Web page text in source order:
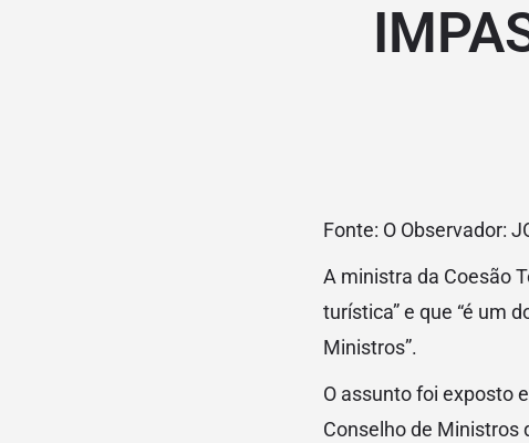
Fonte: O Observador:
A ministra da Coesão
turística” e que “é um
Ministros”.
O assunto foi exposto
Conselho de Ministros